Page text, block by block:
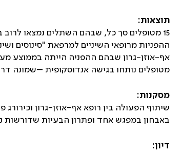
תוצאות:
15 מטופלים סך כל, שבהם השתלים נמצאו
ההפניות מרופאי השיניים למרפאת "סינוסים
אף-אוזן-גרון שבהם ההפניה הייתה בממוצע
מטופלים נותחו בגישה אנדוסקופית –שמונה
מסקנות:
שיתוף הפעולה בין רופא אף-אוזן-גרון
באבחון במפגש אחד ופתרון הבעיות שדורשות
דיון: